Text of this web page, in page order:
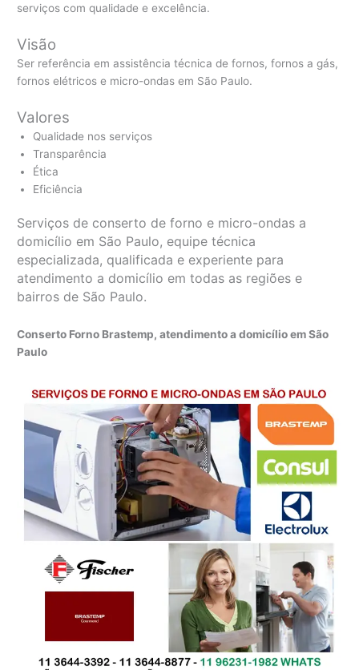
serviços com qualidade e excelência.
Visão
Ser referência em assistência técnica de fornos, fornos a gás,
fornos elétricos e micro-ondas em São Paulo.
Valores
Qualidade nos serviços
Transparência
Ética
Eficiência
Serviços de conserto de forno e micro-ondas a
domicílio em São Paulo, equipe técnica
especializada, qualificada e experiente para
atendimento a domicílio em todas as regiões e
bairros de São Paulo.
Conserto Forno Brastemp, atendimento a domicílio em São
Paulo